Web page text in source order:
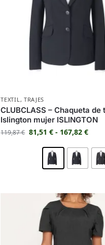
TEXTIL , TRAJES
CLUBCLASS – Chaqueta de
Islington mujer ISLINGTON
119,87€ 81,51€ - 167,82€